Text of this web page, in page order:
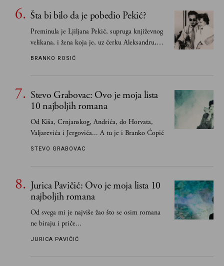
Šta bi bilo da je pobedio Pekić?
Preminula je Ljiljana Pekić, supruga književnog
velikana, i žena koja je, uz ćerku Aleksandru,
vodila računa o zaostavštini pisca. Ovu priču o
poznavale
BRANKO ROSIĆ
Stevo Grabovac: Ovo je moja lista
10 najboljih romana
Od Kiša, Crnjanskog, Andrića, do Horvata,
Valjarevića i Jergovića... A tu je i Branko Ćopić
STEVO GRABOVAC
Jurica Pavičić: Ovo je moja lista 10
najboljih romana
Od svega mi je najviše žao što se osim romana
ne biraju i priče...
JURICA PAVIČIĆ